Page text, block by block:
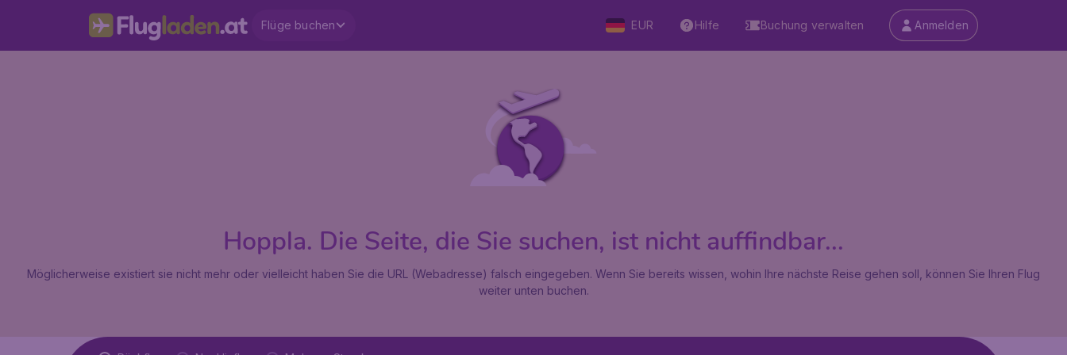
Flüge buchen EUR Hilfe Buchung verwalten Anmelden
Hoppla. Die Seite, die Sie suchen, ist nicht auffindbar...
Möglicherweise existiert sie nicht mehr oder vielleicht haben Sie die URL (Webadresse) falsch eingegeben. Wenn Sie bereits wissen, wohin Ihre nächste Reise gehen soll, können Sie Ihren Flug
weiter unten buchen.